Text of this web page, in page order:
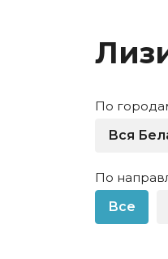
Для
Малый
По
Вся
По
Все